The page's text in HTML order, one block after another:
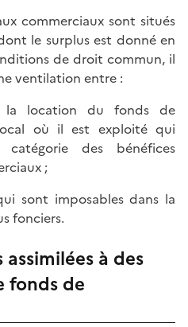
commerciaux sont situés
le surplus est donné en
de droit commun, il
ventilation entre :
location du fonds de
où il est exploité qui
des bénéfices
;
sont imposables dans la
fonciers.
assimilées à des
fonds de